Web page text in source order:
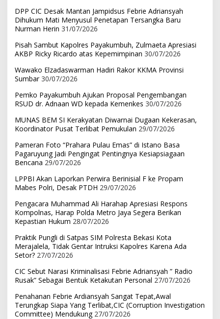
DPP CIC Desak Mantan Jampidsus Febrie Adriansyah
Dihukum Mati Menyusul Penetapan Tersangka Baru
Nurman Herin 31/07/2026
Pisah Sambut Kapolres Payakumbuh, Zulmaeta Apresiasi
AKBP Ricky Ricardo atas Kepemimpinan 30/07/2026
Wawako Elzadaswarman Hadiri Rakor KKMA Provinsi
Sumbar 30/07/2026
Pemko Payakumbuh Ajukan Proposal Pengembangan
RSUD dr. Adnaan WD kepada Kemenkes 30/07/2026
MUNAS BEM SI Kerakyatan Diwarnai Dugaan Kekerasan,
Koordinator Pusat Terlibat Pemukulan 29/07/2026
Pameran Foto “Prahara Pulau Emas” di Istano Basa
Pagaruyung Jadi Pengingat Pentingnya Kesiapsiagaan
Bencana 29/07/2026
LPPBI Akan Laporkan Perwira Berinisial F ke Propam
Mabes Polri, Desak PTDH 29/07/2026
Pengacara Muhammad Ali Harahap Apresiasi Respons
Kompolnas, Harap Polda Metro Jaya Segera Berikan
Kepastian Hukum 28/07/2026
Praktik Pungli di Satpas SIM Polresta Bekasi Kota
Merajalela, Tidak Gentar Intruksi Kapolres Karena Ada
Setor? 27/07/2026
CIC Sebut Narasi Kriminalisasi Febrie Adriansyah ” Radio
Rusak” Sebagai Bentuk Ketakutan Personal 27/07/2026
Penahanan Febrie Ardiansyah Sangat Tepat,Awal
Terungkap Siapa Yang Terlibat,CIC (Corruption Investigation
Committee) Mendukung 27/07/2026